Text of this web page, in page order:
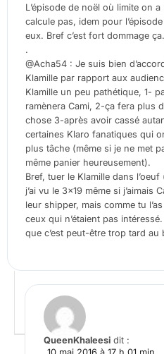
L’épisode de noël où limite on
calcule pas, idem pour
eux. Bref c’est fort dommage ça.
.
@Acha54 : Je suis bien
Klamille par rapport aux
Klamille un peu pathétique, 1-
ramènera Cami, 2-ça fera plus
chose 3-après avoir cassé
certaines Klaro fanatiques qui
plus tâche (même si je ne met
même panier heureusement).
Bref, tuer le Klamille dans
j’ai vu le 3×19 même si
leur shipper, mais comme tu
ceux qui n’étaient pas
que c’est peut-être trop tard
QueenKhaleesi dit :